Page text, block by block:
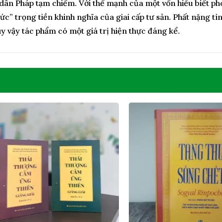
Pháp tạm chiếm. Với thế mạnh của một vốn hiểu biết
trọng tiền khinh nghĩa của giai cấp tư sản. Phất nặng
vậy tác phẩm có một giá trị hiện thực đáng kể.